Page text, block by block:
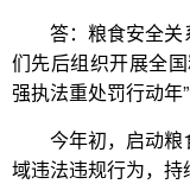
答：粮食安全关
们先后组织开展全
强执法重处罚行动年”
今年初，启动粮
域违法违规行为，持